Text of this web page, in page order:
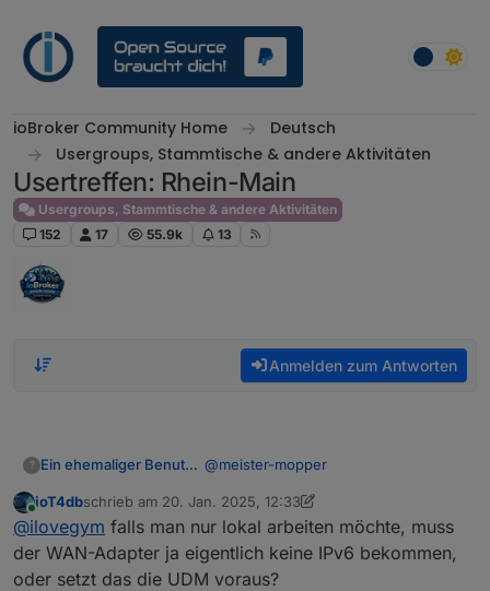
ioBroker Community Home
Deutsch
Usergroups, Stammtische & andere Aktivitäten
Usertreffen: Rhein-Main
Usergroups, Stammtische & andere Aktivitäten
152
17 55.9k 13
Anmelden zum Antworten
? Ein ehemaliger Benutzer @meister-mopper
danke, der WAN hat bei mir gefehlt..
das war's.. :(
Online
ioT4dbschrieb am 20. Jan. 2025, 12:33
zuletzt editiert von ioT4db
@ilovegym falls man nur lokal arbeiten möchte, muss
der WAN-Adapter ja eigentlich keine IPv6 bekommen,
oder setzt das die UDM voraus?